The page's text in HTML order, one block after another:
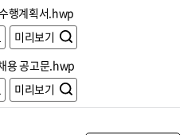
행계획서.hwp
미리보기
용 공고문.hwp
미리보기